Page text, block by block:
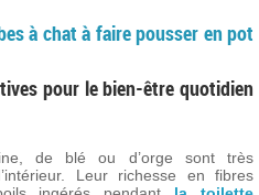
à chat à faire pousser en pot
pour le bien-être quotidien
de blé ou d’orge sont très
Leur richesse en fibres